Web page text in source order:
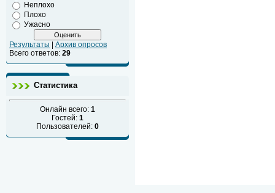
Неплохо
Плохо
Ужасно
Результаты
Архив опросов
Всего ответов: 29
Статистика
Онлайн всего: 1
Гостей: 1
Пользователей: 0